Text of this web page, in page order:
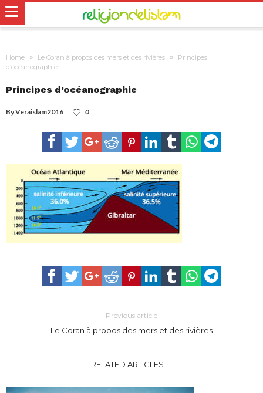
Home Le Coran à propos des mers et des rivières
Principes
d’océanographie
Principes d’océanographie
ByVeraislam2016 0
Previous article
Le Coran à propos des mers et des rivières
RELATED ARTICLES